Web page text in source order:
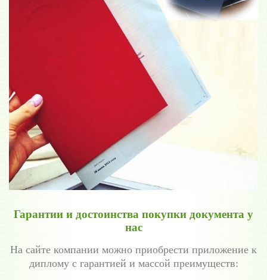
Гарантии и достоинства покупки документа у
нас
На сайте компании можно приобрести приложение к
диплому с гарантией и массой преимуществ: